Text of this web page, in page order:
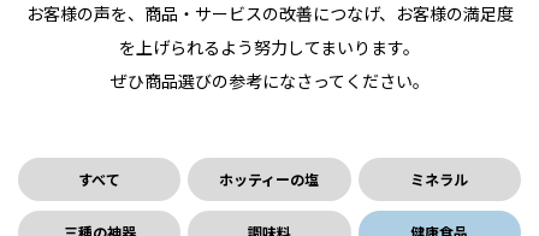
お客様の声を、商品・サービスの改善につなげ、お客様の満足度
を上げられるよう努力してまいります。
ぜひ商品選びの参考になさってください。
すべて ホッティーの塩 ミネラル
三種の神器 調味料 健康食品